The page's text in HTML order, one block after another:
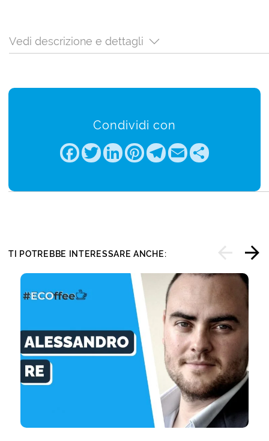
Vedi descrizione e dettagli
Condividi con
Facebook
TwitterLinkedIn
Pinterest
Telegram
EmailShare
TI POTREBBE INTERESSARE ANCHE: